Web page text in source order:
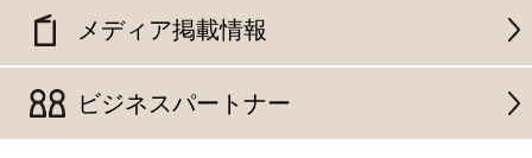
メディア掲載情報
ビジネスパートナー